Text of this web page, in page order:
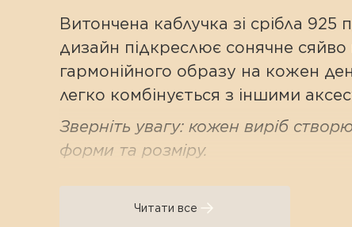
Витончена каблучка зі срібла
дизайн підкреслює сонячне
гармонійного образу на кожен
легко комбінується з іншими
Зверніть увагу: кожен виріб
форми та розміру.
Характеристики:
Матеріал:Срібло 925 проби
Читати все